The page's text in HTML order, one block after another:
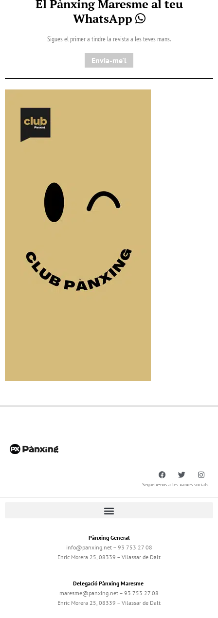
El Pànxing Maresme al teu
WhatsApp
Sigues el primer a tindre la revista a les teves mans.
Envia-me'l
Segueix-nos a les xarxes socials
Pànxing General
info@panxing.net – 93 753 27 08
Enric Morera 25, 08339 – Vilassar de Dalt
Delegació Pànxing Maresme
maresme@panxing.net – 93 753 27 08
Enric Morera 25, 08339 – Vilassar de Dalt